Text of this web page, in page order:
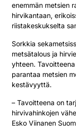
enemmän metsien
hirvikantaan,
riistakeskukselta
Sorkkia
metsätalous ja
yhteen.
parantaa metsien
kestävyyttä.
– Tavoitteena on
hirvivahinkojen
Esko Viinanen